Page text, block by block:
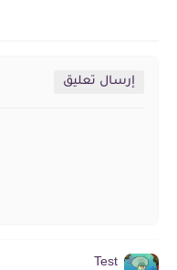
إرسال تعليق
Test